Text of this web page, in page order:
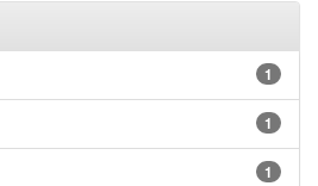
1
1
1